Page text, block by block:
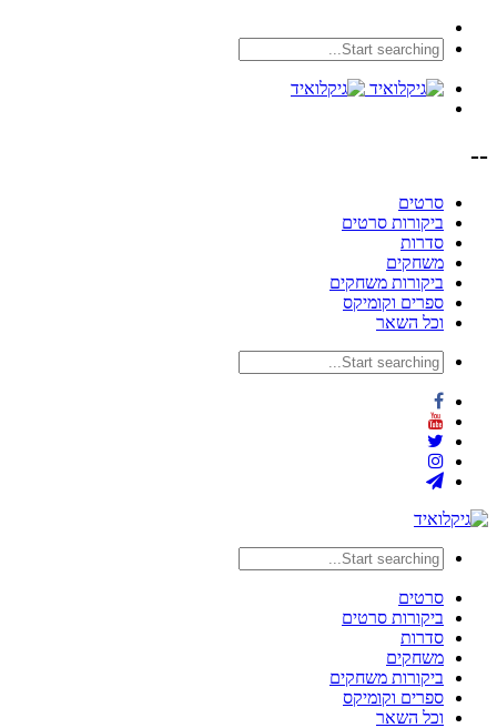
--
סרטים
ביקורות סרטים
סדרות
משחקים
ביקורות משחקים
ספרים וקומיקס
וכל השאר
סרטים
ביקורות סרטים
סדרות
משחקים
ביקורות משחקים
ספרים וקומיקס
וכל השאר